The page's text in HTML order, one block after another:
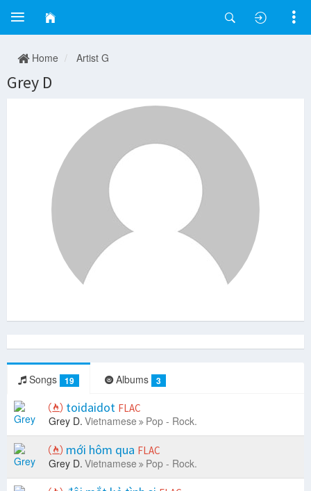
Home Artist G
Grey D
Songs 19 Albums 3
toidaidot FLAC
Grey D. Vietnamese Pop - Rock.
mới hôm qua FLAC
Grey D. Vietnamese Pop - Rock.